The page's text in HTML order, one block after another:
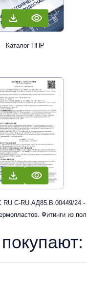
Каталог ППР
RU С-RU.АД85.В.00449/24
Фитинги из
отопления